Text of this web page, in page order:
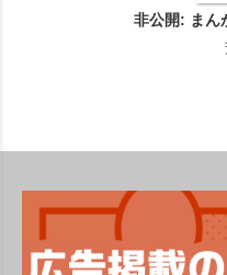
非公開: まん